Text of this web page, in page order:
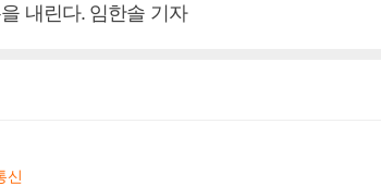
내린다. 임한솔 기자
신